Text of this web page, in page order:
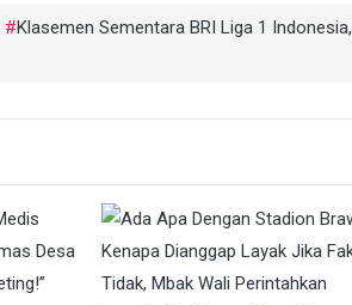
Klasemen Sementara BRI Liga 1 Indonesia,